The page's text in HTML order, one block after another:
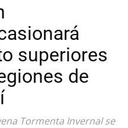
superiores
de
Tormenta Invernal se